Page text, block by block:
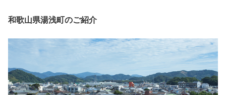
和歌山県湯浅町のご紹介